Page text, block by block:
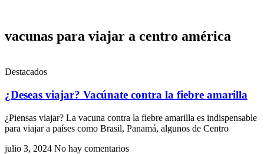
vacunas para viajar a centro américa
Destacados
¿Deseas viajar? Vacúnate contra la fiebre amarilla
¿Piensas viajar? La vacuna contra la fiebre amarilla es indispensable
para viajar a países como Brasil, Panamá, algunos de Centro
julio 3, 2024 No hay comentarios